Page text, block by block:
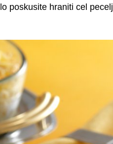
poskusite hraniti cel pecelj